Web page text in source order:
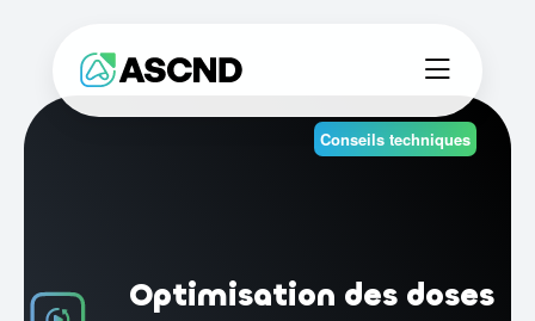
Conseils techniques
Optimisation des doses